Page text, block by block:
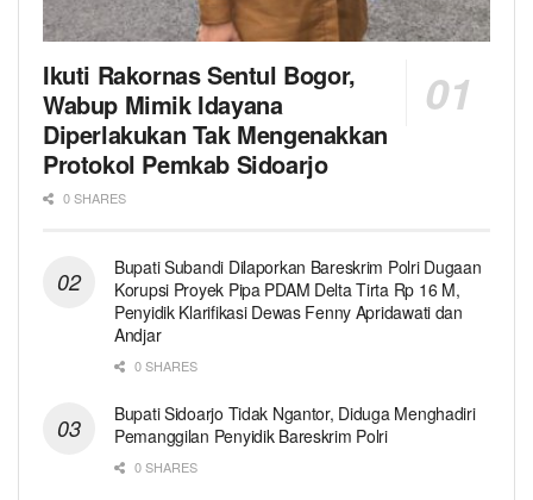
Ikuti Rakornas Sentul Bogor,
Wabup Mimik Idayana
Diperlakukan Tak Mengenakkan
Protokol Pemkab Sidoarjo
0 SHARES
Bupati Subandi Dilaporkan Bareskrim Polri Dugaan
Korupsi Proyek Pipa PDAM Delta Tirta Rp 16 M,
Penyidik Klarifikasi Dewas Fenny Apridawati dan
Andjar
0 SHARES
Bupati Sidoarjo Tidak Ngantor, Diduga Menghadiri
Pemanggilan Penyidik Bareskrim Polri
0 SHARES